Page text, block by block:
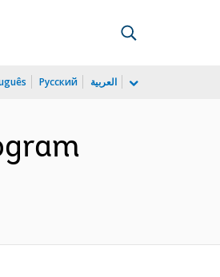
Русский العربية